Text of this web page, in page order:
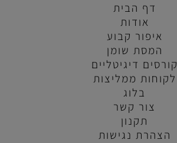
דף הבית
אודות
איפור קבוע
המסת שומן
קורסים דיגיטליים
לקוחות ממליצות
בלוג
צור קשר
תקנון
הצהרת נגישות